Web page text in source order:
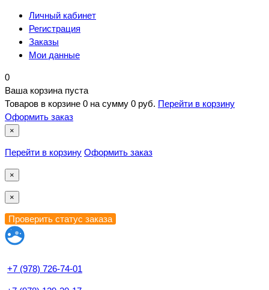
Личный кабинет
Регистрация
Заказы
Мои данные
0
Ваша корзина пуста
Товаров в корзине 0 на сумму 0 руб. Перейти в корзину
Оформить заказ
×
Перейти в корзину Оформить заказ
×
×
+7 (978) 726-74-01